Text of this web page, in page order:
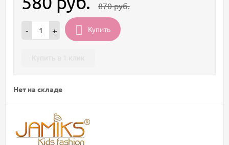
870руб.
- + Купить
Нет на складе